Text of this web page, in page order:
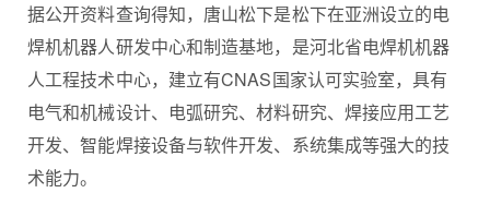
据公开资料查询得知，唐山松下是松下在亚洲设立的电
焊机机器人研发中心和制造基地，是河北省电焊机机器
人工程技术中心，建立有CNAS国家认可实验室，具有
电气和机械设计、电弧研究、材料研究、焊接应用工艺
开发、智能焊接设备与软件开发、系统集成等强大的技
术能力。